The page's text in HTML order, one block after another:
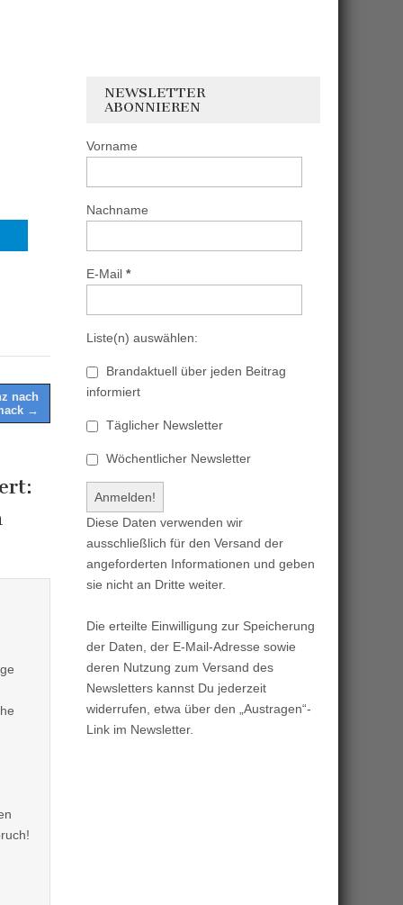
nach
→
NEWSLETTER
ABONNIEREN
Vorname
Nachname
E-Mail *
Liste(n) auswählen:
Brandaktuell über jeden Beitrag
informiert
Täglicher Newsletter
Wöchentlicher Newsletter
Diese Daten verwenden wir
ausschließlich für den Versand der
angeforderten Informationen und geben
sie nicht an Dritte weiter.
Die erteilte Einwilligung zur Speicherung
der Daten, der E-Mail-Adresse sowie
deren Nutzung zum Versand des
Newsletters kannst Du jederzeit
widerrufen, etwa über den „Austragen“-
Link im Newsletter.